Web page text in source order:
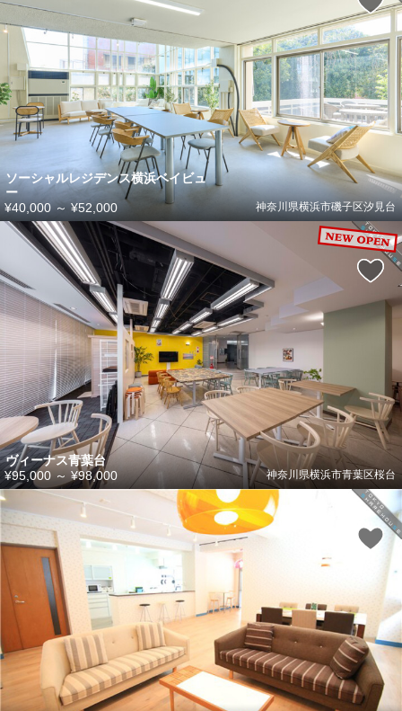
ソーシャルレジデンス横浜ベイビュ
ー
神奈川県横浜市磯子区汐見台
¥40,000～¥52,000
ヴィーナス青葉台
神奈川県横浜市青葉区桜台
¥95,000～¥98,000